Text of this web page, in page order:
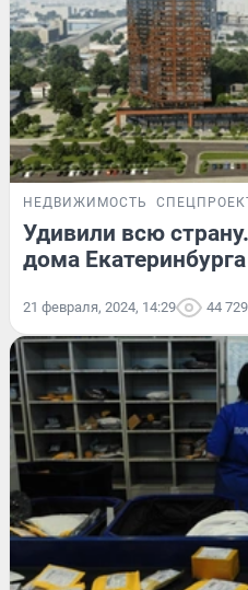
НЕДВИЖИМОСТЬ
Удивили всю
дома Екатеринбурга
21 февраля, 2024, 14:29 44 729